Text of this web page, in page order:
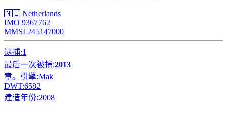
🇳🇱 Netherlands
IMO 9367762
MMSI 245147000
逮捕:1
最后一次被捕:2013
章。引擎:Mak
DWT:6582
建造年份:2008